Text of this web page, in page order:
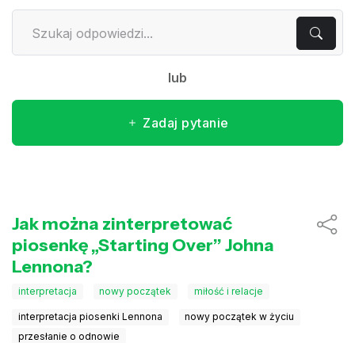
lub
Zadaj pytanie
Jak można zinterpretować
piosenkę „Starting Over” Johna
Lennona?
interpretacja nowy początek miłość i relacje
interpretacja piosenki Lennona
nowy początek w życiu
przesłanie o odnowie